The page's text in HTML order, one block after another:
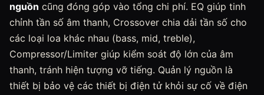
nguồn cũng đóng góp vào tổng chi phí. EQ giúp tinh
chỉnh tần số âm thanh, Crossover chia dải tần số cho
các loại loa khác nhau (bass, mid, treble),
Compressor/Limiter giúp kiểm soát độ lớn của âm
thanh, tránh hiện tượng vỡ tiếng. Quản lý nguồn là
thiết bị bảo vệ các thiết bị điện tử khỏi sự cố về điện